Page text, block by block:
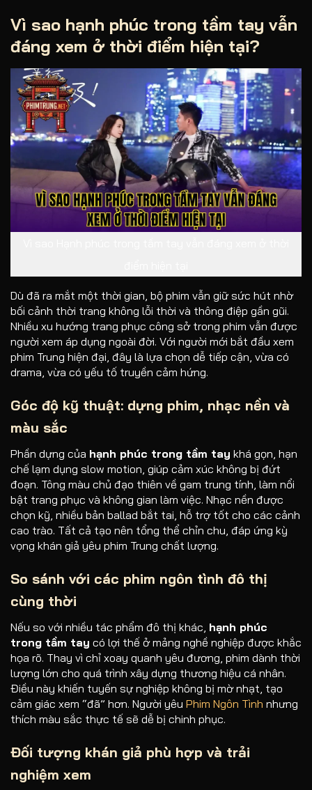
Vì sao hạnh phúc trong tầm tay vẫn
đáng xem ở thời điểm hiện tại?
Dù đã ra mắt một thời gian, bộ phim vẫn giữ sức hút nhờ
bối cảnh thời trang không lỗi thời và thông điệp gần gũi.
Nhiều xu hướng trang phục công sở trong phim vẫn được
người xem áp dụng ngoài đời. Với người mới bắt đầu xem
phim Trung hiện đại, đây là lựa chọn dễ tiếp cận, vừa có
drama, vừa có yếu tố truyền cảm hứng.
Góc độ kỹ thuật: dựng phim, nhạc nền và
màu sắc
Phần dựng của hạnh phúc trong tầm tay khá gọn, hạn
chế lạm dụng slow motion, giúp cảm xúc không bị đứt
đoạn. Tông màu chủ đạo thiên về gam trung tính, làm nổi
bật trang phục và không gian làm việc. Nhạc nền được
chọn kỹ, nhiều bản ballad bắt tai, hỗ trợ tốt cho các cảnh
cao trào. Tất cả tạo nên tổng thể chỉn chu, đáp ứng kỳ
vọng khán giả yêu phim Trung chất lượng.
So sánh với các phim ngôn tình đô thị
cùng thời
Nếu so với nhiều tác phẩm đô thị khác, hạnh phúc
trong tầm tay có lợi thế ở mảng nghề nghiệp được khắc
họa rõ. Thay vì chỉ xoay quanh yêu đương, phim dành thời
lượng lớn cho quá trình xây dựng thương hiệu cá nhân.
Điều này khiến tuyến sự nghiệp không bị mờ nhạt, tạo
cảm giác xem “đã” hơn. Người yêu Phim Ngôn Tình nhưng
thích màu sắc thực tế sẽ dễ bị chinh phục.
Đối tượng khán giả phù hợp và trải
nghiệm xem